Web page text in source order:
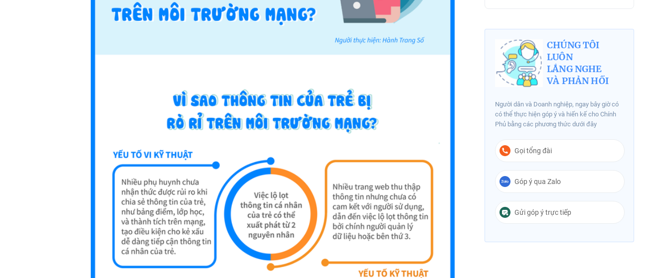
CHÚNG TÔI
LUÔN
LẮNG NGHE
VÀ PHẢN HỒI
Người dân và Doanh nghiệp, ngay bây giờ có
có thể thực hiện góp ý và hiến kế cho Chính
Phủ bằng các phương thức dưới đây
Gọi tổng đài
Góp ý qua Zalo
Gửi góp ý trực tiếp